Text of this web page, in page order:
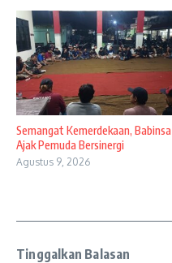
Semangat Kemerdekaan, Babinsa
Ajak Pemuda Bersinergi
Agustus 9, 2026
Tinggalkan Balasan